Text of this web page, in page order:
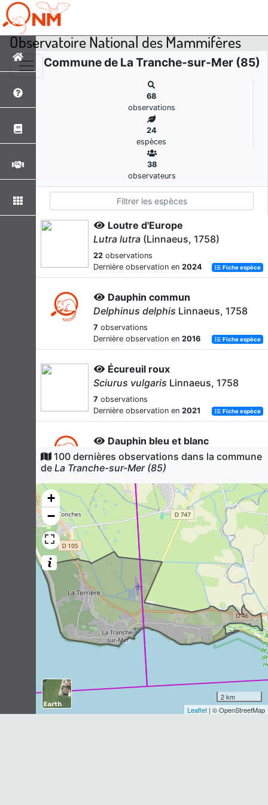
Observatoire National des Mammifères
Commune de La Tranche-sur-Mer (85)
68
observations
24
espèces
38
observateurs
Loutre d'Europe
Lutra lutra (Linnaeus, 1758)
22 observations
Dernière observation en 2024 Fiche espèce
Dauphin commun
Delphinus delphis Linnaeus, 1758
7 observations
Dernière observation en 2016 Fiche espèce
Écureuil roux
Sciurus vulgaris Linnaeus, 1758
7 observations
Dernière observation en 2021 Fiche espèce
Dauphin bleu et blanc
Stenella coeruleoalba(Meyen, 1833)
6observations
Dernière observation en2016 Fiche espèce
Blaireau européen
Meles meles
(Linnaeus, 1758)
observations
Dernière observation en
Fiche espèce
Renard roux
Vulpes vulpes
(Linnaeus, 1758)
3observations
Dernière observation en2021 Fiche espèce
Phoque gris
Halichoerus grypus
2observations
Fiche espèce
100 dernières observations dans la commune
de La Tranche-sur-Mer (85)
+
−
2 km
Leaflet | © OpenStreetMap